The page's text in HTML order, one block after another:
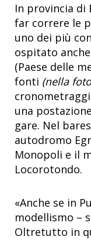
In provincia di
far correre le
uno dei più
ospitato
(Paese delle
fonti (nella
una
gare. Nel
autodromo
Monopoli e il
Locorotondo.
«Anche se in
modellismo –
Oltretutto in